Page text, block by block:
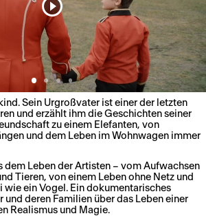
Sein Urgroßvater ist einer der letzten
und erzählt ihm die Geschichten seiner
zu einem Elefanten, von
und dem Leben im Wohnwagen immer
dem Leben der Artisten – vom Aufwachsen
Tieren, von einem Leben ohne Netz und
wie ein Vogel. Ein dokumentarisches
und deren Familien über das Leben einer
Realismus und Magie.